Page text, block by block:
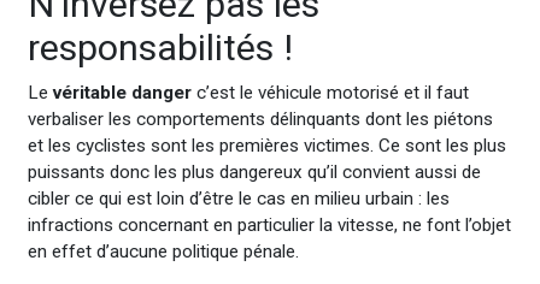
responsabilités !
Levéritable dangerc’est le véhicule motorisé et il faut
verbaliser les comportements délinquants dont les piétons
et les cyclistes sont les premières victimes. Ce sont les plus
puissants donc les plus dangereux qu’il convient aussi de
cibler ce qui est loin d’être le cas en milieu urbain : les
infractions concernant en particulier la vitesse, ne font l’objet
en effet d’aucune politique pénale.